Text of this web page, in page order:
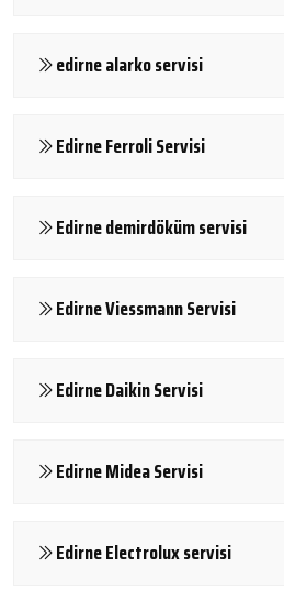
edirne alarko servisi
Edirne Ferroli Servisi
Edirne demirdöküm servisi
Edirne Viessmann Servisi
Edirne Daikin Servisi
Edirne Midea Servisi
Edirne Electrolux servisi